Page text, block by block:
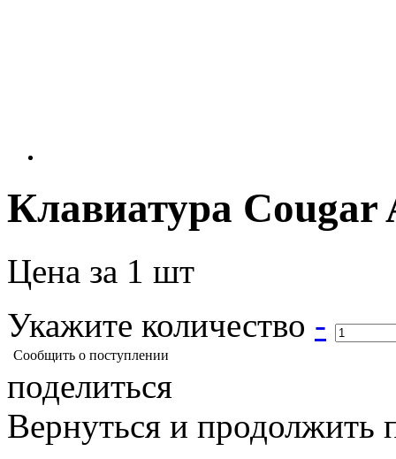
Клавиатура
Цена за 1 шт
Укажите количество -
Сообщить о поступлении
поделиться
Вернуться и продолжить